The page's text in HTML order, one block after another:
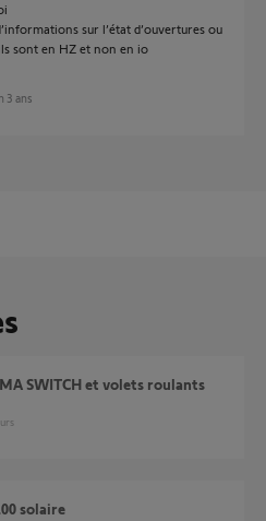
sur l’état d’ouvertures ou
sont en HZ et non en io
3 ans
solaire